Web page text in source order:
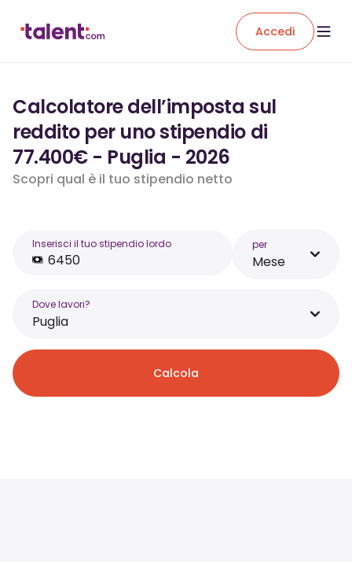
Accedi
Calcolatore dell’imposta sul
reddito per uno stipendio di
77.400€ - Puglia - 2026
Scopri qual è il tuo stipendio netto
Inserisci il tuo stipendio lordo per
Mese
Dove lavori?
Puglia
Calcola